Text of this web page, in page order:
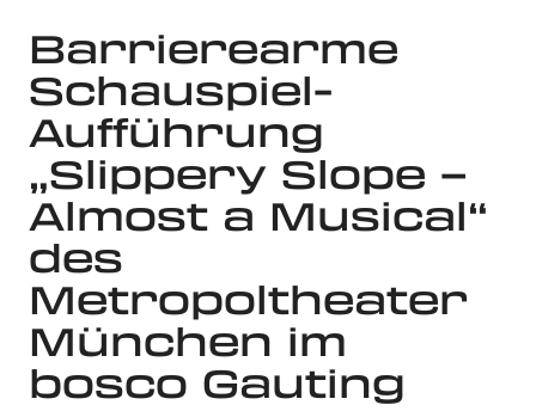
Barrierearme
Schauspiel-
Aufführung
„Slippery Slope –
Almost a Musical“
des
Metropoltheater
München im
bosco Gauting